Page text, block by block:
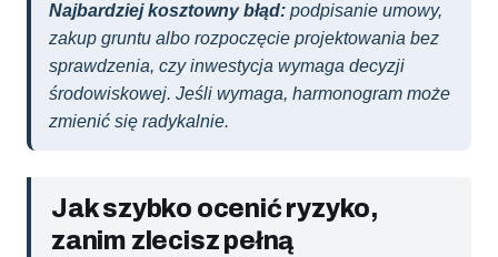
Najbardziej kosztowny błąd: podpisanie umowy,
zakup gruntu albo rozpoczęcie projektowania bez
sprawdzenia, czy inwestycja wymaga decyzji
środowiskowej. Jeśli wymaga, harmonogram może
zmienić się radykalnie.
Jak szybko ocenić ryzyko,
zanim zlecisz pełną